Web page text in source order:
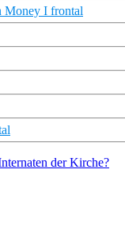
Money I frontal
der Kirche?